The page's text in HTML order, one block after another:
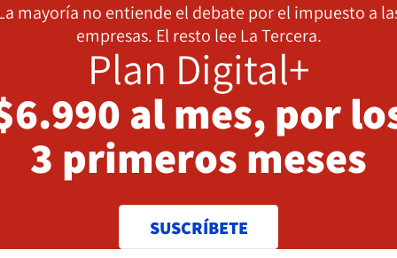
mayoría no entiende el debate por el impuesto a
empresas. El resto lee La Tercera.
Plan Digital+
al mes, por
3 primeros meses
SUSCRÍBETE